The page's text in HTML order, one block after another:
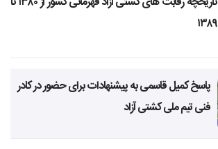
۱۳۸۹
پاسخ کمیل قاسمی به پیشنهادات برای حضور در کادر
فنی تیم ملی کشتی آزاد